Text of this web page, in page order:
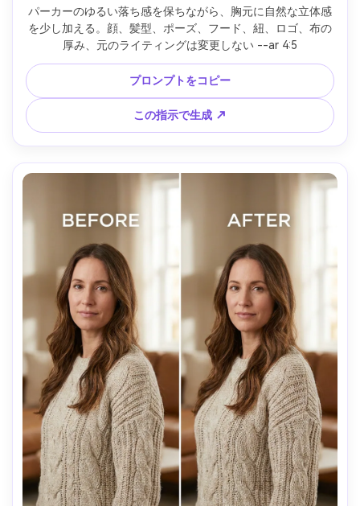
パーカーのゆるい落ち感を保ちながら、胸元に自然な立体感
を少し加える。顔、髪型、ポーズ、フード、紐、ロゴ、布の
厚み、元のライティングは変更しない --ar 4:5
プロンプトをコピー
この指示で生成 ↗